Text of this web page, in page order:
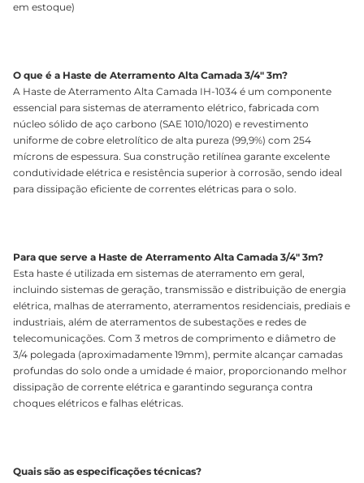
em estoque)
O que é a Haste de Aterramento Alta Camada 3/4" 3m?
A Haste de Aterramento Alta Camada IH-1034 é um componente
essencial para sistemas de aterramento elétrico, fabricada com
núcleo sólido de aço carbono (SAE 1010/1020) e revestimento
uniforme de cobre eletrolítico de alta pureza (99,9%) com 254
mícrons de espessura. Sua construção retilínea garante excelente
condutividade elétrica e resistência superior à corrosão, sendo ideal
para dissipação eficiente de correntes elétricas para o solo.
Para que serve a Haste de Aterramento Alta Camada 3/4" 3m?
Esta haste é utilizada em sistemas de aterramento em geral,
incluindo sistemas de geração, transmissão e distribuição de energia
elétrica, malhas de aterramento, aterramentos residenciais, prediais e
industriais, além de aterramentos de subestações e redes de
telecomunicações. Com 3 metros de comprimento e diâmetro de
3/4 polegada (aproximadamente 19mm), permite alcançar camadas
profundas do solo onde a umidade é maior, proporcionando melhor
dissipação de corrente elétrica e garantindo segurança contra
choques elétricos e falhas elétricas.
Quais são as especificações técnicas?